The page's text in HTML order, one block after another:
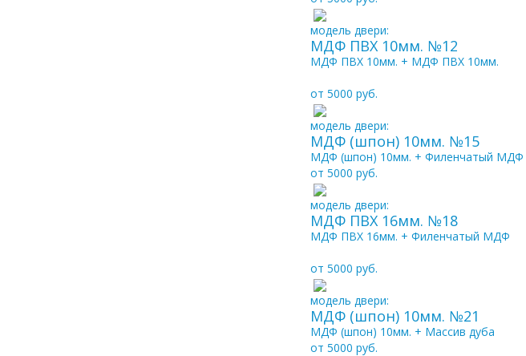
модель двери:
МДФ ПВХ 10мм. №12
МДФ ПВХ 10мм. + МДФ ПВХ 10мм.
от 5000 руб.
модель двери:
МДФ (шпон) 10мм. №15
МДФ (шпон) 10мм. + Филенчатый МДФ
от 5000 руб.
модель двери:
МДФ ПВХ 16мм. №18
МДФ ПВХ 16мм. + Филенчатый МДФ
от 5000 руб.
модель двери:
МДФ (шпон) 10мм. №21
МДФ (шпон) 10мм. + Массив дуба
от 5000 руб.